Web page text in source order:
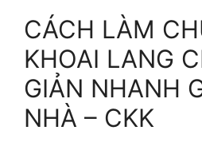
CÁCH LÀM
KHOAI LANG
GIẢN NHANH
NHÀ – CKK